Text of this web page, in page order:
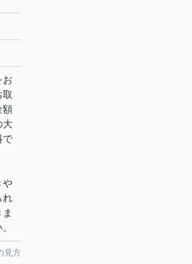
お
額
大
で
や
れ
見方